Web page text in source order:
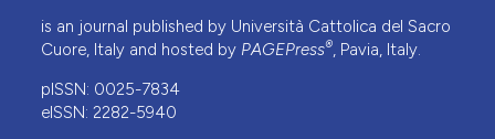
is an journal published by Università Cattolica del Sacro
Cuore, Italy and hosted by PAGEPress®, Pavia, Italy.
pISSN: 0025-7834
eISSN: 2282-5940